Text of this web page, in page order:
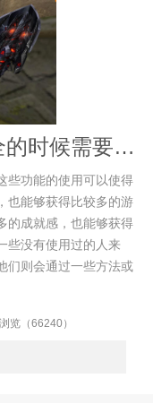
玩家在购买外挂功能大全的时候需要注意什么
些功能的使用可以使得
也能够获得比较多的游
的成就感，也能够获得
些没有使用过的人来
们则会通过一些方法或
浏览（66240）